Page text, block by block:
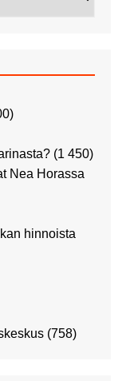
(1 450)
Nea Horassa
hinnoista
(758)